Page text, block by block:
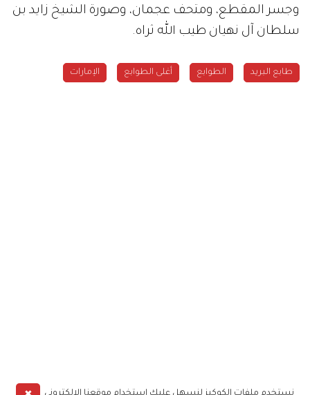
وجسر المقطع، ومتحف عجمان، وصورة الشيخ زايد بن
سلطان آل نهيان طيب الله ثراه.
طابع البريد الطوابع أغلى الطوابع الإمارات